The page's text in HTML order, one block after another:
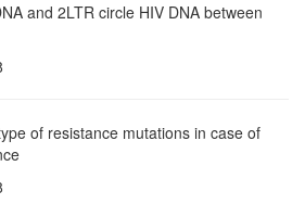
and 2LTR circle HIV DNA between
of resistance mutations in case of